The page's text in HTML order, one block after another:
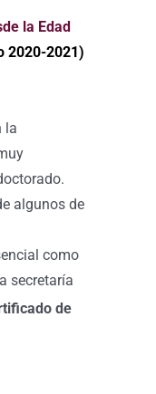
la Edad
2020-2021)
la
algunos de
como
secretaría
de